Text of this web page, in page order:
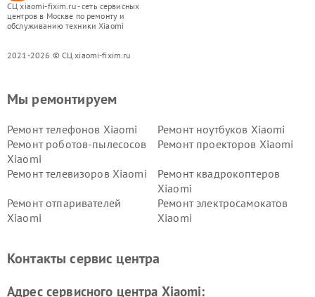
СЦ xiaomi-fixim.ru - сеть сервисных
центров в Москве по ремонту и
обслуживанию техники Xiaomi
2021-2026 © СЦ xiaomi-fixim.ru
Мы ремонтируем
Ремонт телефонов Xiaomi
Ремонт ноутбуков Xiaomi
Ремонт роботов-пылесосов
Xiaomi
Ремонт проекторов Xiaomi
Ремонт телевизоров Xiaomi
Ремонт квадрокоптеров
Xiaomi
Ремонт отпаривателей
Xiaomi
Ремонт электросамокатов
Xiaomi
Ремонт стиральных машин
Ремонт смарт-часов Xiaomi
Контакты сервис центра
Адрес сервисного центра Xiaomi: